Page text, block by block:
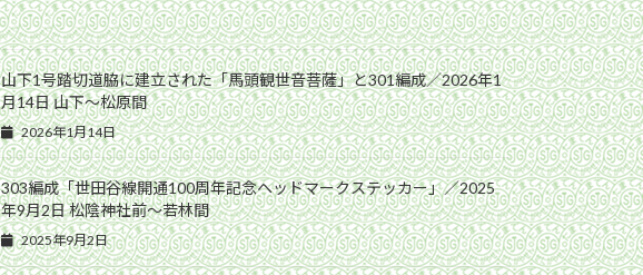
山下1号踏切道脇に建立された「馬頭観世音菩薩」と301編成／2026年1
月14日 山下〜松原間
2026年1月14日
303編成「世田谷線開通100周年記念ヘッドマークステッカー」／2025
年9月2日 松陰神社前〜若林間
2025年9月2日